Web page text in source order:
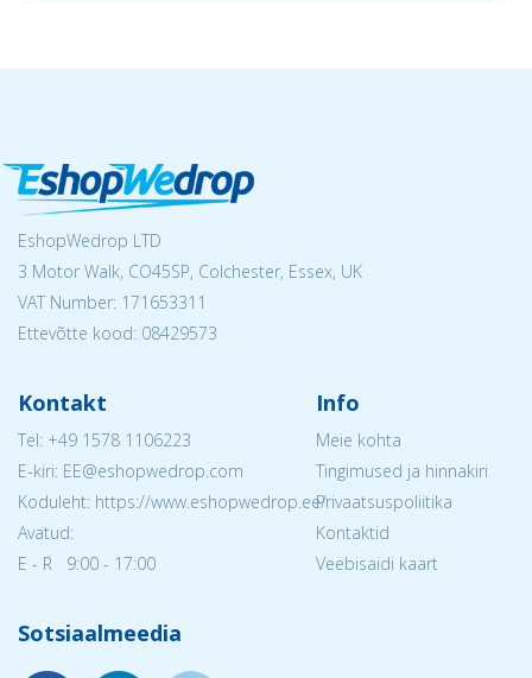
EshopWedrop LTD
3 Motor Walk, CO45SP, Colchester, Essex, UK
VAT Number: 171653311
Ettevõtte kood: 08429573
Kontakt
Tel: +49 1578 1106223
E-kiri: EE@eshopwedrop.com
Koduleht: https://www.eshopwedrop.ee/
Avatud:
E - R 9:00 - 17:00
Info
Meie kohta
Tingimused ja hinnakiri
Privaatsuspoliitika
Kontaktid
Veebisaidi kaart
Sotsiaalmeedia